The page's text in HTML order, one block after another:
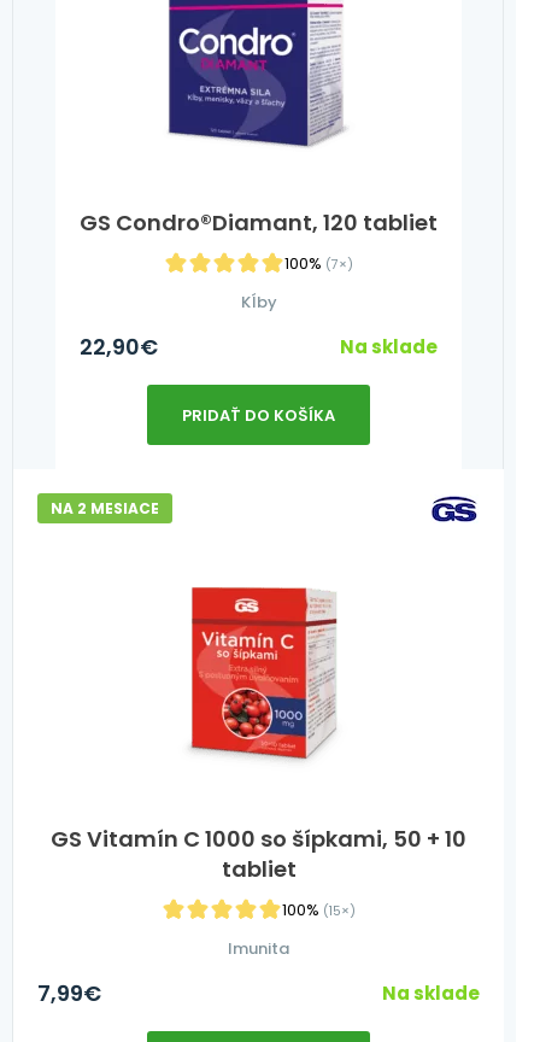
GS Condro®Diamant, 120 tabliet
100% (7×)
Kĺby
22,90€ Na sklade
PRIDAŤ DO KOŠÍKA
GS Vitamín C 1000 so šípkami, 50 + 10
tabliet
100% (15×)
NA 2 MESIACE
Imunita
7,99€ Na sklade